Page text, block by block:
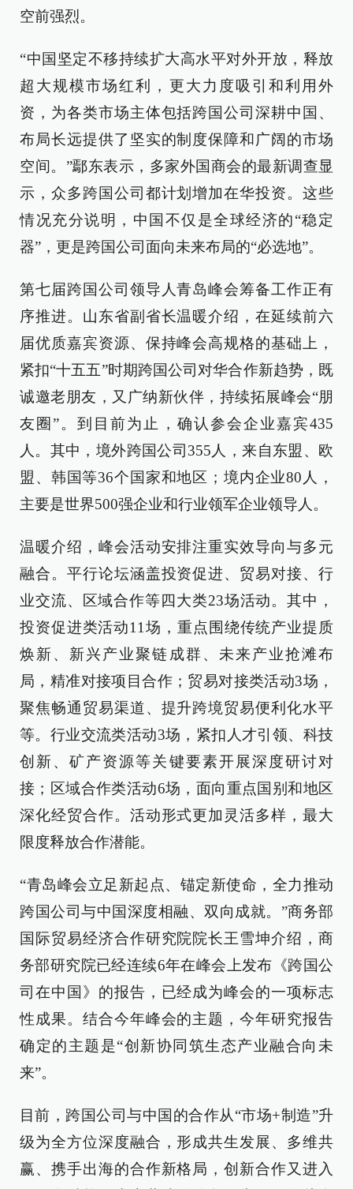
空前强烈。
“中国坚定不移持续扩大高水平对外开放，释放
超大规模市场红利，更大力度吸引和利用外
资，为各类市场主体包括跨国公司深耕中国、
布局长远提供了坚实的制度保障和广阔的市场
空间。”鄢东表示，多家外国商会的最新调查显
示，众多跨国公司都计划增加在华投资。这些
情况充分说明，中国不仅是全球经济的“稳定
器”，更是跨国公司面向未来布局的“必选地”。
第七届跨国公司领导人青岛峰会筹备工作正有
序推进。山东省副省长温暖介绍，在延续前六
届优质嘉宾资源、保持峰会高规格的基础上，
紧扣“十五五”时期跨国公司对华合作新趋势，既
诚邀老朋友，又广纳新伙伴，持续拓展峰会“朋
友圈”。到目前为止，确认参会企业嘉宾435
人。其中，境外跨国公司355人，来自东盟、欧
盟、韩国等36个国家和地区；境内企业80人，
主要是世界500强企业和行业领军企业领导人。
温暖介绍，峰会活动安排注重实效导向与多元
融合。平行论坛涵盖投资促进、贸易对接、行
业交流、区域合作等四大类23场活动。其中，
投资促进类活动11场，重点围绕传统产业提质
焕新、新兴产业聚链成群、未来产业抢滩布
局，精准对接项目合作；贸易对接类活动3场，
聚焦畅通贸易渠道、提升跨境贸易便利化水平
等。行业交流类活动3场，紧扣人才引领、科技
创新、矿产资源等关键要素开展深度研讨对
接；区域合作类活动6场，面向重点国别和地区
深化经贸合作。活动形式更加灵活多样，最大
限度释放合作潜能。
“青岛峰会立足新起点、锚定新使命，全力推动
跨国公司与中国深度相融、双向成就。”商务部
国际贸易经济合作研究院院长王雪坤介绍，商
务部研究院已经连续6年在峰会上发布《跨国公
司在中国》的报告，已经成为峰会的一项标志
性成果。结合今年峰会的主题，今年研究报告
确定的主题是“创新协同筑生态产业融合向未
来”。
目前，跨国公司与中国的合作从“市场+制造”升
级为全方位深度融合，形成共生发展、多维共
赢、携手出海的合作新格局，创新合作又进入